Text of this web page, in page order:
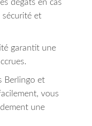
dégâts en cas
sécurité et
garantit une
Berlingo et
vous
une